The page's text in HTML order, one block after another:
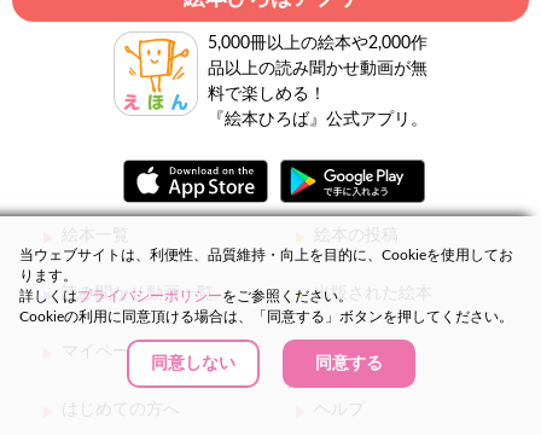
5,000冊以上の絵本や2,000作
品以上の読み聞かせ動画が無
料で楽しめる！
『絵本ひろば』公式アプリ。
絵本一覧 絵本の投稿
読み聞かせ動画一覧 出版された絵本
マイページ お気に入り
はじめての方へ ヘルプ
当ウェブサイトは、利便性、品質維持・向上を目的に、Cookieを使用してお
ります。
詳しくはプライバシーポリシーをご参照ください。
Cookieの利用に同意頂ける場合は、「同意する」ボタンを押してください。
同意しない 同意する